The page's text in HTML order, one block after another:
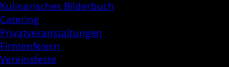
Kulinarisches Bilderbuch
Catering
Privatveranstaltungen
Firmenfeiern
Vereinsfeste